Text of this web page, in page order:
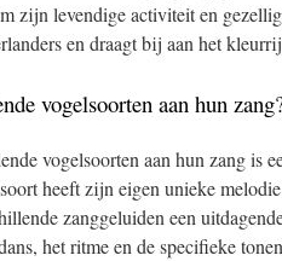
zijn levendige activiteit en
en draagt bij aan het
vogelsoorten aan hun
vogelsoorten aan hun zang is
heeft zijn eigen unieke
zanggeluiden een
het ritme en de specifieke